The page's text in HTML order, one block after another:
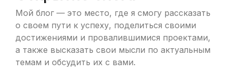
Мой блог — это место, где я смогу рассказать
о своем пути к успеху, поделиться своими
достижениями и провалившимися проектами,
а также высказать свои мысли по актуальным
темам и обсудить их с вами.